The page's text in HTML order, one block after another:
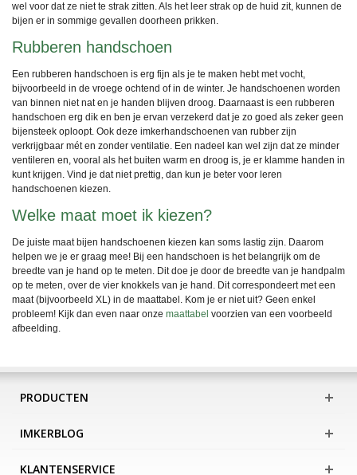
wel voor dat ze niet te strak zitten. Als het leer strak op de huid zit, kunnen de
bijen er in sommige gevallen doorheen prikken.
Rubberen handschoen
Een rubberen handschoen is erg fijn als je te maken hebt met vocht,
bijvoorbeeld in de vroege ochtend of in de winter. Je handschoenen worden
van binnen niet nat en je handen blijven droog. Daarnaast is een rubberen
handschoen erg dik en ben je ervan verzekerd dat je zo goed als zeker geen
bijensteek oploopt. Ook deze imkerhandschoenen van rubber zijn
verkrijgbaar mét en zonder ventilatie. Een nadeel kan wel zijn dat ze minder
ventileren en, vooral als het buiten warm en droog is, je er klamme handen in
kunt krijgen. Vind je dat niet prettig, dan kun je beter voor leren
handschoenen kiezen.
Welke maat moet ik kiezen?
De juiste maat bijen handschoenen kiezen kan soms lastig zijn. Daarom
helpen we je er graag mee! Bij een handschoen is het belangrijk om de
breedte van je hand op te meten. Dit doe je door de breedte van je handpalm
op te meten, over de vier knokkels van je hand. Dit correspondeert met een
maat (bijvoorbeeld XL) in de maattabel. Kom je er niet uit? Geen enkel
probleem! Kijk dan even naar onze maattabel voorzien van een voorbeeld
afbeelding.
PRODUCTEN
IMKERBLOG
KLANTENSERVICE